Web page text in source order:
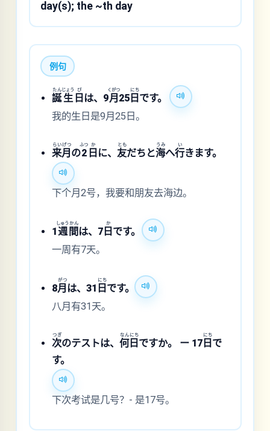
day(s); the ~th day
例句
誕
たん
生
じょう
日
び
は、9月
くがつ
25 日
にち
です。
我的生日是9月25日。
来
らい
月
げつ
の2
ふつ
日
か
に、友
とも
だちと海
うみ
へ行
い
きます。
下个月2号，我要和朋友去海边。
1 週
しゅう
間
かん
は、7 日
か
です。
一周有7天。
8月
がつ
は、31 日
にち
です。
八月有31天。
次
つぎ
のテストは、何
なん
日
にち
ですか。 ー 17 日
にち
で
す。
下次考试是几号？- 是17号。